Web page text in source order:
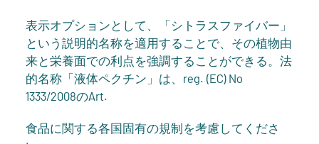
表示オプションとして、「シトラスファイバー」
という説明的名称を適用することで、その植物由
来と栄養面での利点を強調することができる。法
的名称「液体ペクチン」は、reg. (EC) No
1333/2008のArt.
食品に関する各国固有の規制を考慮してくださ